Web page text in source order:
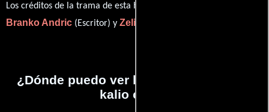
Los créditos de la trama de esta historia están divididos entre
Branko Andric (Escritor) y Zelimir Zilnik
¿Dónde puedo ver la películas Tako se
kalio celik?